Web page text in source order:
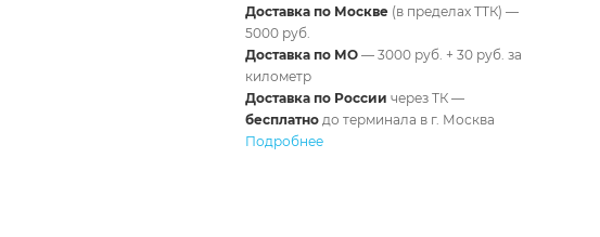
Доставка по Москве (в пределах ТТК) —
5000 руб.
Доставка по МО— 3000 руб. + 30 руб. за
километр
Доставка по России через ТК —
бесплатнодо терминала в г. Москва
Подробнее